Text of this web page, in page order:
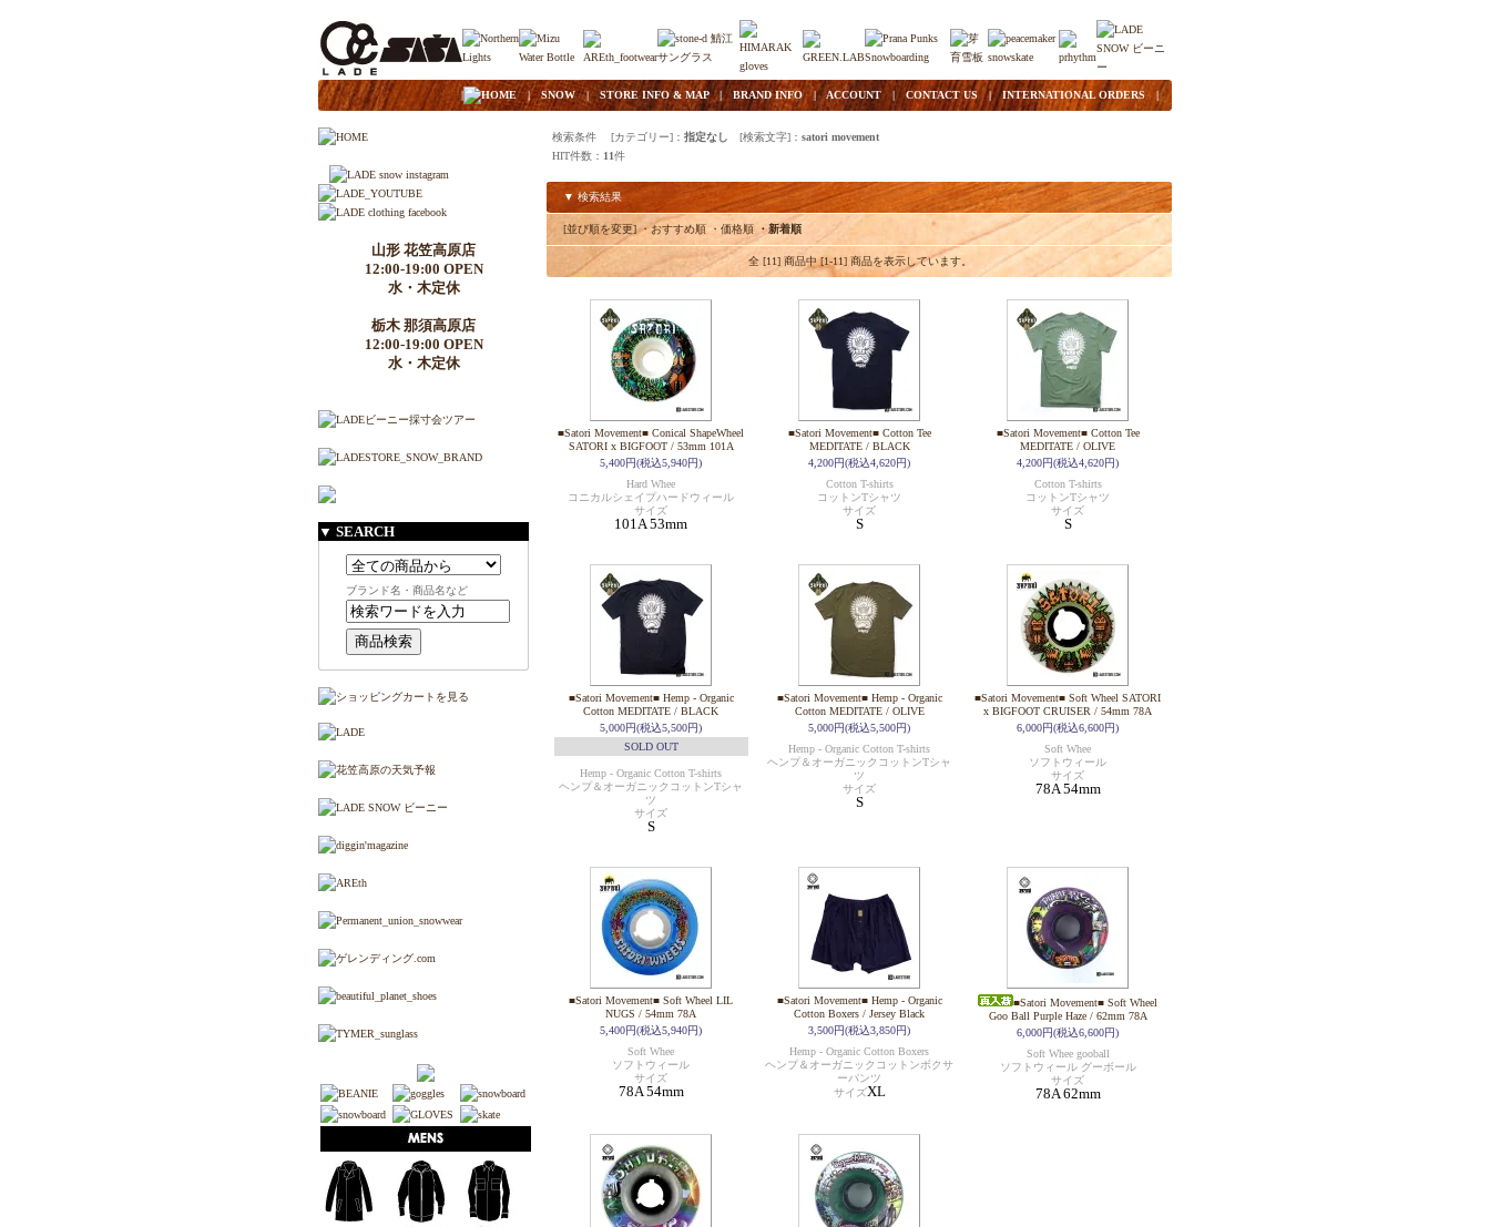
| HOME|SNOW| STORE INFO & MAP|BRAND INFO|ACCOUNT|CONTACT US |INTERNATIONAL ORDERS |
山形 花笠高原店
12:00-19:00 OPEN
水・木定休
栃木 那須高原店
12:00-19:00 OPEN
水・木定休
▼ SEARCH
ブランド名・商品名など
検索条件 [カテゴリー]： 指定なし [検索文字]： satori movement
HIT件数： 11件
▼ 検索結果
[並び順を変更]・おすすめ順 ・価格順 ・新着順
全 [11] 商品中 [1-11] 商品を表示しています。
■Satori Movement■ Conical ShapeWheel
SATORI x BIGFOOT / 53mm 101A
5,400円(税込5,940円)
Hard Whee
コニカルシェイプハードウィール
サイズ
101A 53mm
■Satori Movement■ Cotton Tee
MEDITATE / BLACK
4,200円(税込4,620円)
Cotton T-shirts
コットンTシャツ
サイズ
S
■Satori Movement■ Cotton Tee
MEDITATE / OLIVE
4,200円(税込4,620円)
Cotton T-shirts
コットンTシャツ
サイズ
S
■Satori Movement■ Hemp - Organic
Cotton MEDITATE / BLACK
5,000円(税込5,500円)
SOLD OUT
Hemp - Organic Cotton T-shirts
ヘンプ＆オーガニックコットンTシャ
ツ
サイズ
S
■Satori Movement■ Hemp - Organic
Cotton MEDITATE / OLIVE
5,000円(税込5,500円)
Hemp - Organic Cotton T-shirts
ヘンプ＆オーガニックコットンTシャ
ツ
サイズ
S
■Satori Movement■ Soft Wheel SATORI
x BIGFOOT CRUISER / 54mm 78A
6,000円(税込6,600円)
Soft Whee
ソフトウィール
サイズ
78A 54mm
■Satori Movement■ Soft Wheel LIL
NUGS / 54mm 78A
5,400円(税込5,940円)
Soft Whee
ソフトウィール
サイズ
78A 54mm
■Satori Movement■ Hemp - Organic
Cotton Boxers / Jersey Black
3,500円(税込3,850円)
Hemp - Organic Cotton Boxers
ヘンプ＆オーガニックコットンボクサ
ーパンツ
サイズXL
■Satori Movement■ Soft Wheel
Goo Ball Purple Haze / 62mm 78A
6,000円(税込6,600円)
Soft Whee gooball
ソフトウィール グーボール
サイズ
78A 62mm